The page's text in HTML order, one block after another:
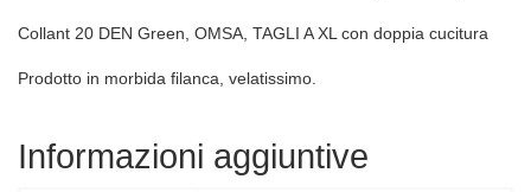
Collant 20 DEN Green, OMSA, TAGLI A XL con doppia cucitura
Prodotto in morbida filanca, velatissimo.
Informazioni aggiuntive